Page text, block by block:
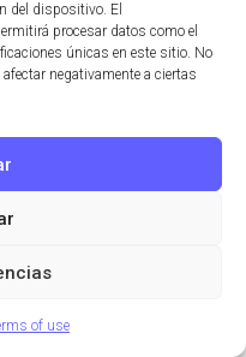
del dispositivo. El
procesar datos como el
únicas en este sitio. No
negativamente a ciertas
of use